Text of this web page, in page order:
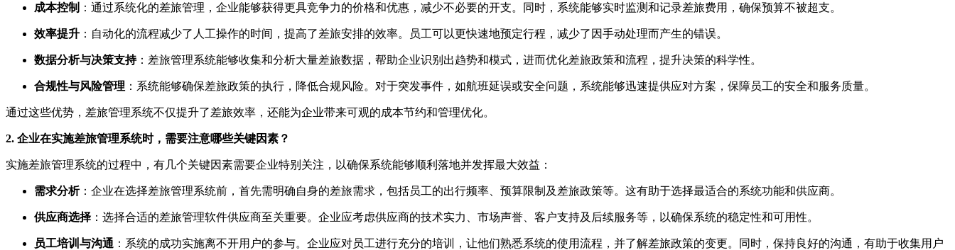
成本控制 ：通过系统化的差旅管理，企业能够获得更具竞争力的价格和优惠，减少不必要的开支。同时，系统能够实时监测和记录差旅费用，确保预算不被超支。
效率提升 ：自动化的流程减少了人工操作的时间，提高了差旅安排的效率。员工可以更快速地预定行程，减少了因手动处理而产生的错误。
数据分析与决策支持：差旅管理系统能够收集和分析大量差旅数据，帮助企业识别出趋势和模式，进而优化差旅政策和流程，提升决策的科学性。
合规性与风险管理 ：系统能够确保差旅政策的执行，降低合规风险。对于突发事件，如航班延误或安全问题，系统能够迅速提供应对方案，保障员工的安全和服务质量。
通过这些优势，差旅管理系统不仅提升了差旅效率，还能为企业带来可观的成本节约和管理优化。
2. 企业在实施差旅管理系统时，需要注意哪些关键因素？
实施差旅管理系统的过程中，有几个关键因素需要企业特别关注，以确保系统能够顺利落地并发挥最大效益：
需求分析：企业在选择差旅管理系统前，首先需明确自身的差旅需求，包括员工的出行频率、预算限制及差旅政策等。这有助于选择最适合的系统功能和供应商。
供应商选择 ：选择合适的差旅管理软件供应商至关重要。企业应考虑供应商的技术实力、市场声誉、客户支持及后续服务等，以确保系统的稳定性和可用性。
员工培训与沟通 ：系统的成功实施离不开用户的参与。企业应对员工进行充分的培训，让他们熟悉系统的使用流程，并了解差旅政策的变更。同时，保持良好的沟通，有助于收集用户